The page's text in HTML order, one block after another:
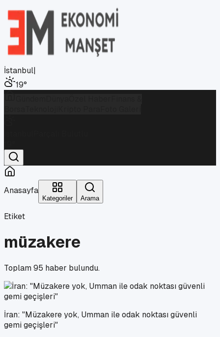
İstanbul|
19°
Anasayfa
Kategoriler Arama
Etiket
müzakere
Toplam95 haber bulundu.
İran: "Müzakere yok, Umman ile odak noktası güvenli
gemi geçişleri"